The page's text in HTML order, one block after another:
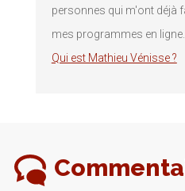
personnes qui m'ont déjà
mes programmes en
Qui est Mathieu Vénisse ?